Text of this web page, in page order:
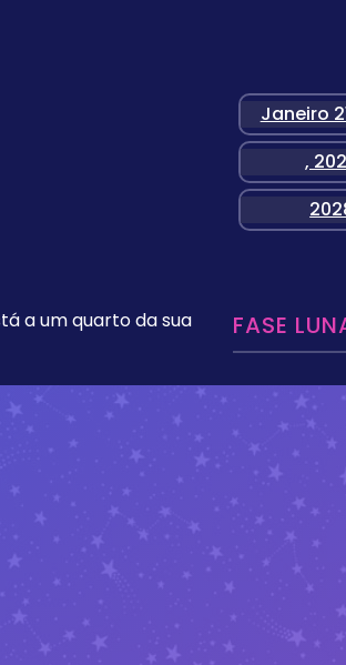
Janeiro
,
a um quarto da sua
FASE